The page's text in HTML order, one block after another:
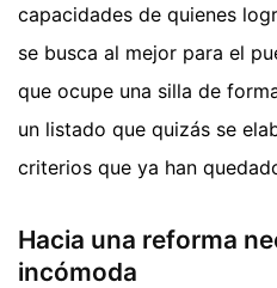
capacidades de quienes
se busca al mejor para el
que ocupe una silla de
un listado que quizás se
criterios que ya han
Hacia una reforma
incómoda